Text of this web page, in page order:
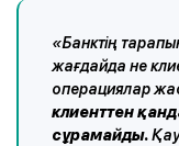
«Банктің
жағдайда не
операциялар
клиенттен
сұрамайды.